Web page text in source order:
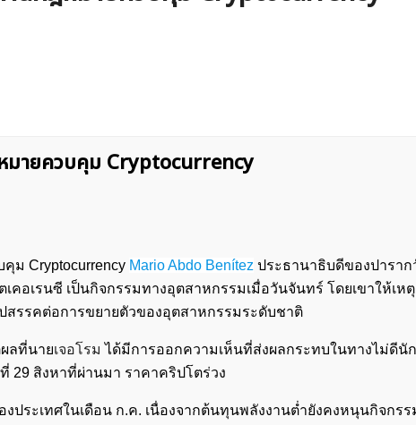
มายควบคุม Cryptocurrency
ม Cryptocurrency Mario Abdo Benítez ประธานาธิบดีของปารา
อเรนซี เป็นกิจกรรมทางอุตสาหกรรมเมื่อวันจันทร์ โดยเขาให้เห
รรคต่อการขยายตัวของอุตสาหกรรมระดับชาติ
ลที่นายเจอโรม ได้มีการออกความเห็นที่ส่งผลกระทบในทางไม่ดีนั
29 สิงหาที่ผ่านมา ราคาคริปโตร่วง
ระเทศในเดือน ก.ค. เนื่องจากต้นทุนพลังงานต่ำยังคงหนุนกิจกร